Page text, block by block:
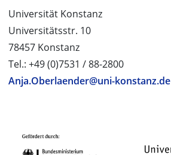
Universität Konstanz
Universitätsstr. 10
78457 Konstanz
Tel.: +49 (0)7531 / 88-2800
Anja.Oberlaender@uni-konstanz.de